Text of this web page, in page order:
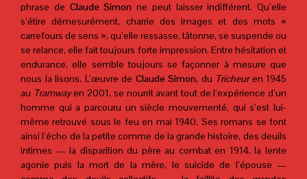
phrase de Claude Simon ne peut laisser indifférent. Qu’elle
s’étire démesurément, charrie des images et des mots «
carrefours de sens », qu’elle ressasse, tâtonne, se suspende ou
se relance, elle fait toujours forte impression. Entre hésitation et
endurance, elle semble toujours se façonner à mesure que
nous la lisons. L’œuvre de Claude Simon, du Tricheuren 1945
au Tramwayen 2001, se nourrit avant tout de l’expérience d’un
homme qui a parcouru un siècle mouvementé, qui s’est lui-
même retrouvé sous le feu en mai 1940. Ses romans se font
ainsi l’écho de la petite comme de la grande histoire, des deuils
intimes — la disparition du père au combat en 1914, la lente
agonie puis la mort de la mère, le suicide de l’épouse —